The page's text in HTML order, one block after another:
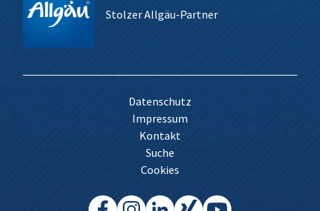
Stolzer Allgäu-Partner
Datenschutz
Impressum
Kontakt
Suche
Cookies